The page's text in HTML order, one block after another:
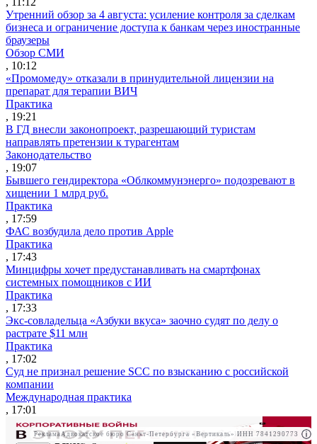
РекламаООО "Право.ру" ИНН: 7704835288
Утренний обзор за 4 августа: усиление контроля за сделкам
бизнеса и ограничение доступа к банкам через иностранные
браузеры
Обзор СМИ
, 10:12
«Промомеду» отказали в принудительной лицензии на
препарат для терапии ВИЧ
Практика
, 19:21
В ГД внесли законопроект, разрешающий туристам
направлять претензии к турагентам
Законодательство
, 19:07
Бывшего гендиректора «Облкоммунэнерго» подозревают в
хищении 1 млрд руб.
Практика
, 17:59
ФАС возбудила дело против Apple
Практика
, 17:43
Минцифры хочет предустанавливать на смартфонах
системных помощников с ИИ
Практика
, 17:33
Экс-совладельца «Азбуки вкуса» заочно судят по делу о
растрате $11 млн
Практика
, 17:02
Суд не признал решение SCC по взысканию с российской
компании
Международная практика
, 17:01
Реклама Адвокатское бюро Санкт-Петербурга «Вертикаль» ИНН 7841290773